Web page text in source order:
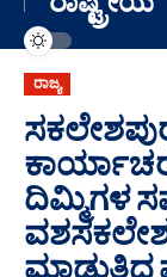
ರಾಜ್ಯ
ದಿಮ್ಮಿಗಳ